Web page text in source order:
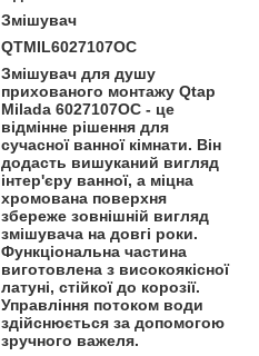
Змішувач
QTMIL6027107OC
Змішувач для душу
прихованого монтажу Qtap
Milada 6027107OC - це
відмінне рішення для
сучасної ванної кімнати. Він
додасть вишуканий вигляд
інтер'єру ванної, а міцна
хромована поверхня
збереже зовнішній вигляд
змішувача на довгі роки.
Функціональна частина
виготовлена з високоякісної
латуні, стійкої до корозії.
Управління потоком води
здійснюється за допомогою
зручного важеля.